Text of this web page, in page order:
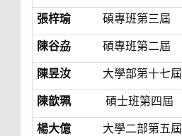
張梓瑜 碩專班第三屆
陳谷劦 碩專班第二屆
陳昱汝 大學部第十七屆
陳歆珮 碩士班第四屆
楊大億
大學二部第五屆